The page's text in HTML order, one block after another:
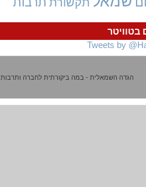
Tweets by
הגדה השמאלית - במה ביקורתית לחברה ותרבות